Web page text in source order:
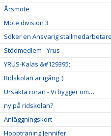
Årsmöte
Möte division 3
Söker en Ansvarig stallmedarbetare
Stödmedlem - Yrus
YRUS-Kalas &#129395;
Ridskolan är igång :)
Ursäkta röran - Vi bygger om…
ny på ridskolan?
Anläggningskort
Hoppträning Jennifer